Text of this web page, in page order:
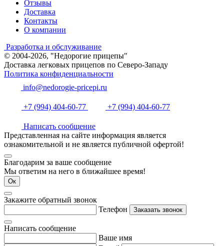
Отзывы
Доставка
Контакты
О компании
Разработка и обслуживание
© 2004-2026, "Недорогие прицепы"
Доставка легковых прицепов по Северо-Западу
Политика конфиденциальности
info@nedorogie-pricepi.ru
+7 (994) 404-60-77 +7 (994) 404-60-77
Написать сообщение
Представленная на сайте информация является
ознакомительной и не является публичной офертой!
Благодарим за ваше сообщение
Мы ответим на него в ближайшее время!
Ок
Закажите обратный звонок
Телефон
Заказать звонок
Написать сообщение
Ваше имя